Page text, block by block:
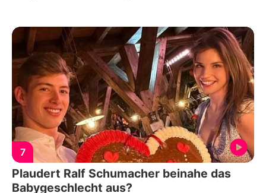
7
Plaudert Ralf Schumacher beinahe das
Babygeschlecht aus?